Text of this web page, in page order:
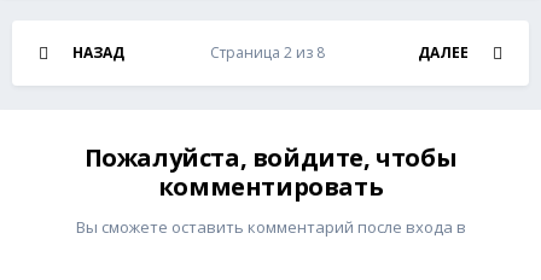
НАЗАД ДАЛЕЕ
Страница 2 из 8
Пожалуйста, войдите, чтобы
комментировать
Вы сможете оставить комментарий после входа в